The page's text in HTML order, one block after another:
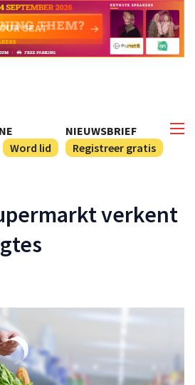
NIEUWSBRIEF
Registreer gratis
Word lid
verkent